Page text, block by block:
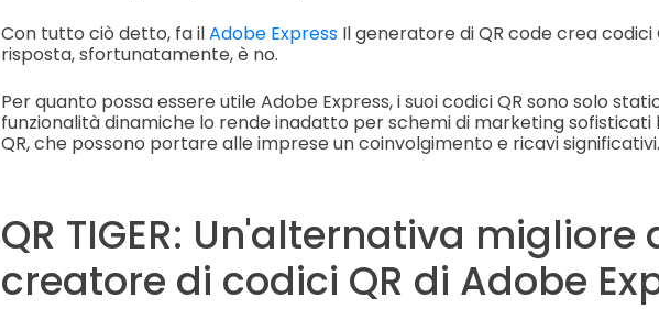
Con tutto ciò detto, fa ilAdobe ExpressIl generatore di QR code crea codici
risposta, sfortunatamente, è no.
Per quanto possa essere utile Adobe Express, i suoi codici QR sono solo
funzionalità dinamiche lo rende inadatto per schemi di marketing sofisticati
QR, che possono portare alle imprese un coinvolgimento e ricavi significativi.
QR TIGER: Un'alternativa migliore
creatore di codici QR di Adobe